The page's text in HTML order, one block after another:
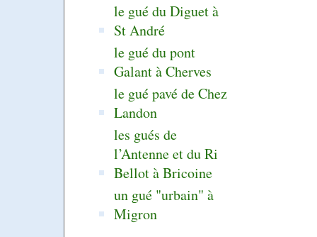
le gué du Diguet à
St André
le gué du pont
Galant à Cherves
le gué pavé de Chez
Landon
les gués de
l’Antenne et du Ri
Bellot à Bricoine
un gué "urbain" à
Migron